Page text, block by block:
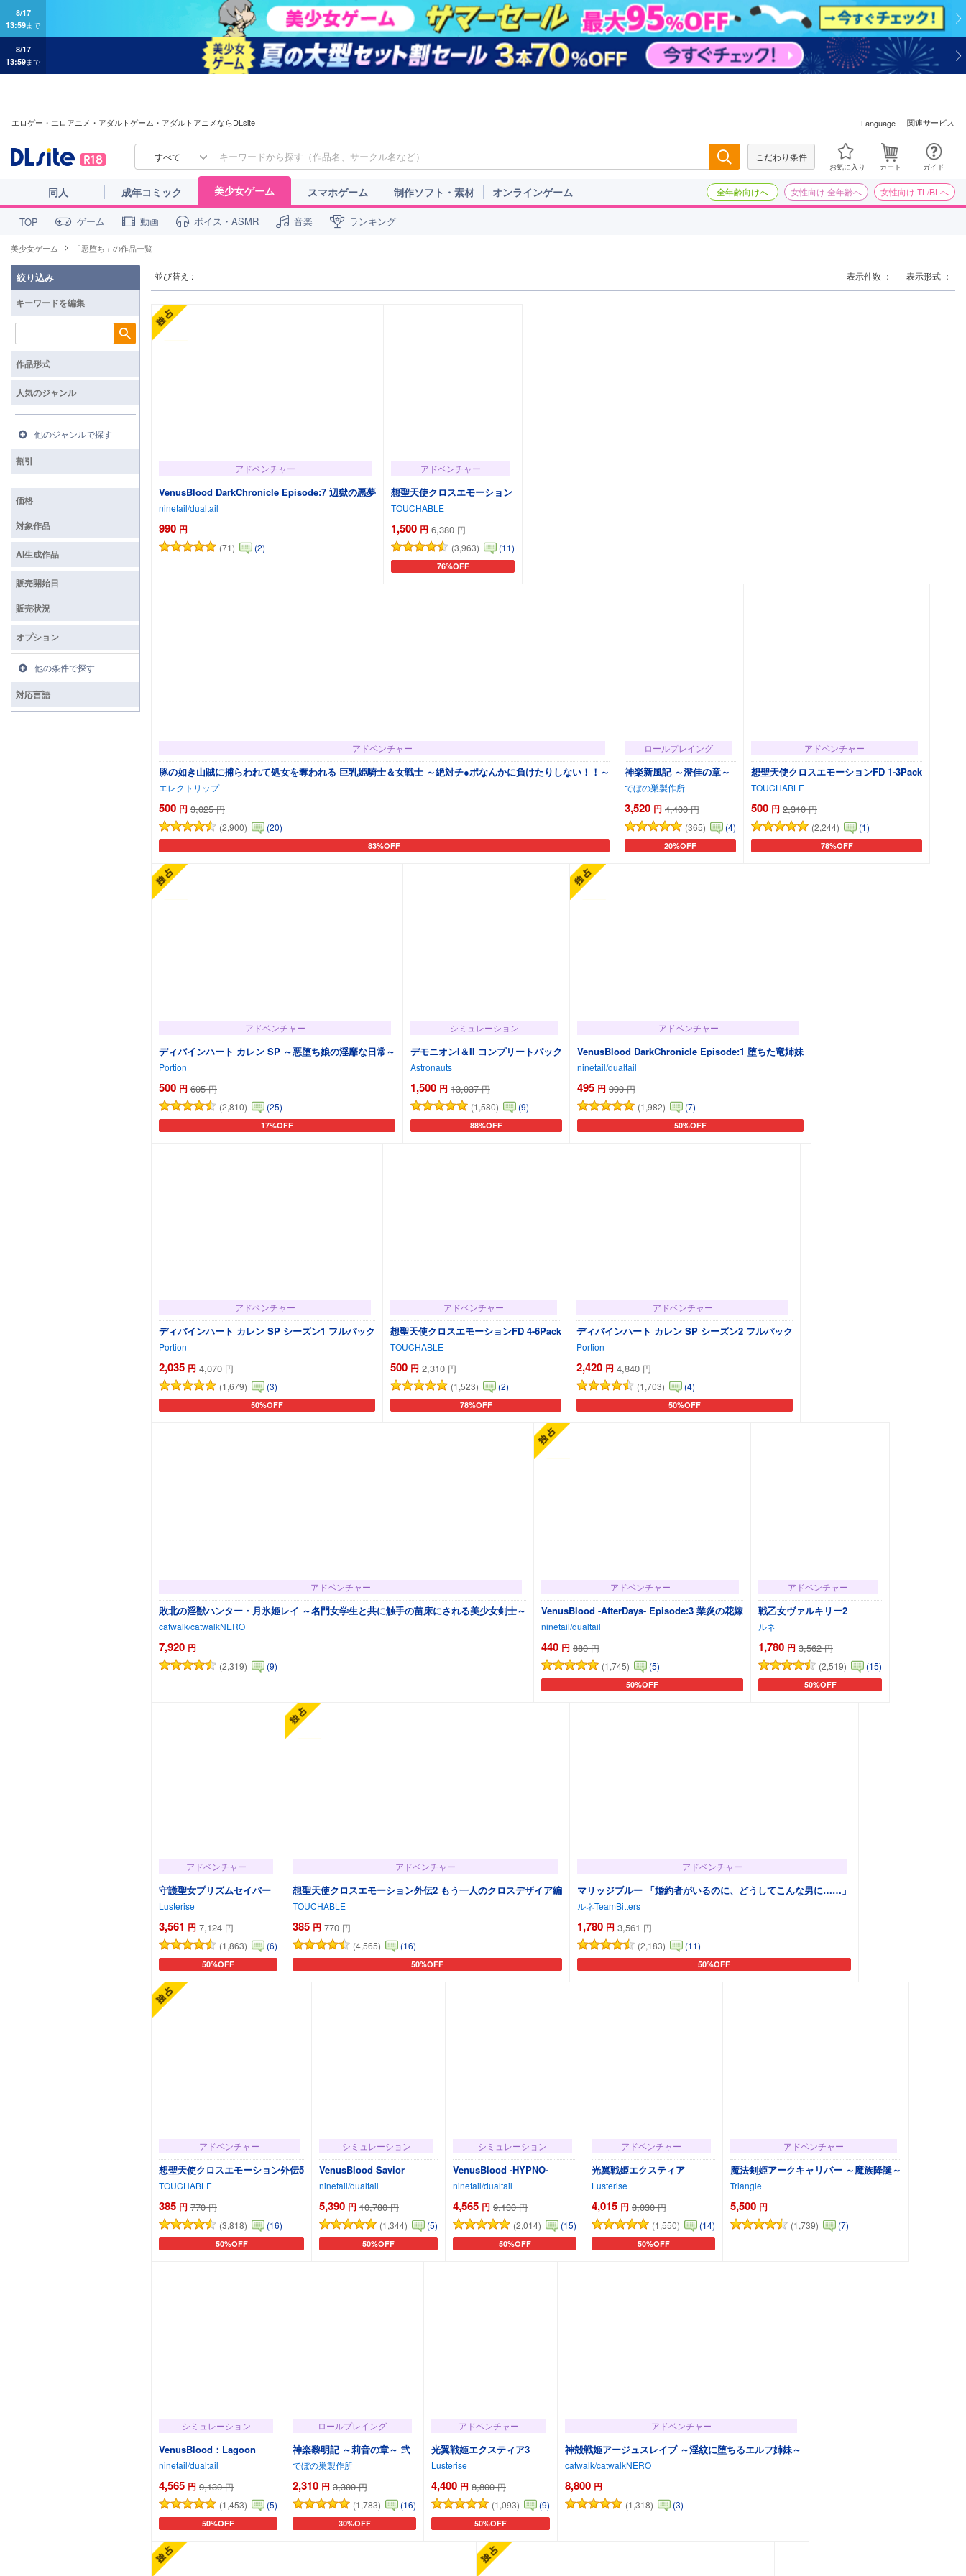
8/17
13:59まで
8/17
13:59まで
エロゲー・エロアニメ・アダルトゲーム・アダルトアニメならDLsite Language 関連サービス
すべて こだわり条件
お気に入り カート ガイド
同人 成年コミック 美少女ゲーム スマホゲーム 制作ソフト・素材 オンラインゲーム 全年齢向けへ 女性向け 全年齢へ 女性向け TL/BLへ
TOP ゲーム 動画 ボイス・ASMR 音楽 ランキング
美少女ゲーム 「悪堕ち」の作品一覧
並び替え : 表示形式 ：
表示件数 ：
アドベンチャー
VenusBlood DarkChronicle Episode:7 辺獄の悪夢
ninetail/dualtail
990 円
(71)
(2)
アドベンチャー
想聖天使クロスエモーション
TOUCHABLE
1,500 円 6,380 円
(3,963)
(11)
76%OFF
カートに追加
アドベンチャー
豚の如き山賊に捕らわれて処女を奪われる 巨乳姫騎士＆女戦士 ～絶対チ●ポなんかに負けたりしない！！～
エレクトリップ
500 円 3,025 円
(2,900)
(20)
83%OFF
カートに追加
ロールプレイング
神楽新風記 ～澄佳の章～
でぼの巣製作所
3,520 円 4,400 円
(365)
(4)
20%OFF
カートに追加
アドベンチャー
想聖天使クロスエモーションFD 1-3Pack
TOUCHABLE
500 円 2,310 円
(2,244)
(1)
78%OFF
カートに追加
アドベンチャー
ディバインハート カレン SP ～悪堕ち娘の淫靡な日常～
Portion
500 円 605 円
(2,810)
(25)
17%OFF
カートに追加
シミュレーション
デモニオンI＆II コンプリートパック
Astronauts
1,500 円 13,037 円
(1,580)
(9)
88%OFF
カートに追加
アドベンチャー
VenusBlood DarkChronicle Episode:1 堕ちた竜姉妹
ninetail/dualtail
495 円 990 円
(1,982)
(7)
50%OFF
カートに追加
アドベンチャー
ディバインハート カレン SP シーズン1 フルパック
Portion
2,035 円 4,070 円
(1,679)
(3)
50%OFF
カートに追加
アドベンチャー
想聖天使クロスエモーションFD 4-6Pack
TOUCHABLE
500 円 2,310 円
(1,523)
(2)
78%OFF
カートに追加
アドベンチャー
ディバインハート カレン SP シーズン2 フルパック
Portion
2,420 円 4,840 円
(1,703)
(4)
50%OFF
カートに追加
アドベンチャー
敗北の淫獣ハンター・月氷姫レイ ～名門女学生と共に触手の苗床にされる美少女剣士～
catwalk/catwalkNERO
7,920 円
(2,319)
(9)
アドベンチャー
VenusBlood -AfterDays- Episode:3 業炎の花嫁
ninetail/dualtail
440 円 880 円
(1,745)
(5)
50%OFF
カートに追加
アドベンチャー
戦乙女ヴァルキリー2
ルネ
1,780 円 3,562 円
(2,519)
(15)
50%OFF
カートに追加
アドベンチャー
守護聖女プリズムセイバー
Lusterise
3,561 円 7,124 円
(1,863)
(6)
50%OFF
カートに追加
アドベンチャー
想聖天使クロスエモーション外伝2 もう一人のクロスデザイア編
TOUCHABLE
385 円 770 円
(4,565)
(16)
50%OFF
カートに追加
アドベンチャー
マリッジブルー 「婚約者がいるのに、どうしてこんな男に……」
ルネTeamBitters
1,780 円 3,561 円
(2,183)
(11)
50%OFF
カートに追加
アドベンチャー
想聖天使クロスエモーション外伝5
TOUCHABLE
385 円 770 円
(3,818)
(16)
50%OFF
カートに追加
シミュレーション
VenusBlood Savior
ninetail/dualtail
5,390 円 10,780 円
(1,344)
(5)
50%OFF
カートに追加
シミュレーション
VenusBlood -HYPNO-
ninetail/dualtail
4,565 円 9,130 円
(2,014)
(15)
50%OFF
カートに追加
アドベンチャー
光翼戦姫エクスティア
Lusterise
4,015 円 8,030 円
(1,550)
(14)
50%OFF
カートに追加
アドベンチャー
魔法剣姫アークキャリバー ～魔族降誕～
Triangle
5,500 円
(1,739)
(7)
シミュレーション
VenusBlood：Lagoon
ninetail/dualtail
4,565 円 9,130 円
(1,453)
(5)
50%OFF
カートに追加
ロールプレイング
神楽黎明記 ～莉音の章～ 弐
でぼの巣製作所
2,310 円 3,300 円
(1,783)
(16)
30%OFF
カートに追加
アドベンチャー
光翼戦姫エクスティア3
Lusterise
4,400 円 8,800 円
(1,093)
(9)
50%OFF
カートに追加
アドベンチャー
神殻戦姫アージュスレイブ ～淫紋に堕ちるエルフ姉妹～
catwalk/catwalkNERO
8,800 円
(1,318)
(3)
絞り込み
キーワードを編集
検索
作品形式
人気のジャンル
他のジャンルで探す
割引
価格
対象作品
AI生成作品
販売開始日
販売状況
オプション
他の条件で探す
対応言語